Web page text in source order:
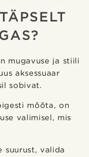
mugavuse ja stiili
aksessuaar
sobivat.
mõõta, on
valimisel, mis
suurust, valida